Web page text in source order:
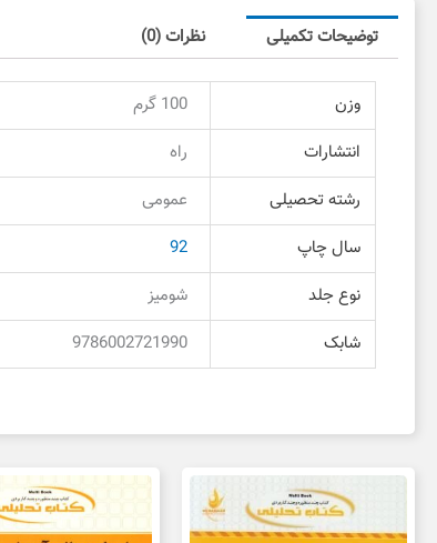
توضیحات تکمیلی نظرات (0)
وزن
100 گرم
انتشارات
راه
رشته تحصیلی
عمومی
سال چاپ
92
نوع جلد
شومیز
شابک
9786002721990
قیمت
اصلی
بود.